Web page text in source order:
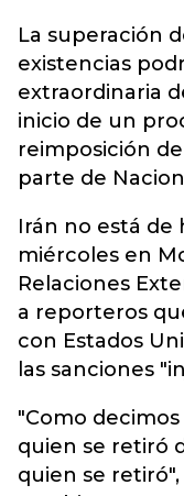
La superación
existencias
extraordinaria
inicio de un
reimposición
parte de
Irán no está de
miércoles en
Relaciones
a reporteros
con Estados
las sanciones
"Como
quien se retiró
quien se